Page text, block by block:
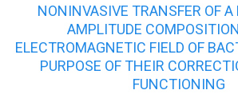
NONINVASIVE TRANSFER OF A
AMPLITUDE
ELECTROMAGNETIC FIELD OF
PURPOSE OF THEIR
FUNCTIONING